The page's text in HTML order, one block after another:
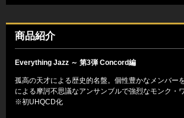
商品紹介
Everything Jazz ～ 第3弾 Concord編
孤高の天才による歴史的名盤。個性豊かなメンバー
による摩訶不思議なアンサンブルで強烈なモンク・
※初UHQCD化